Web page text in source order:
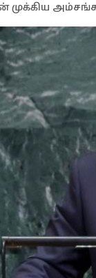
முக்கிய